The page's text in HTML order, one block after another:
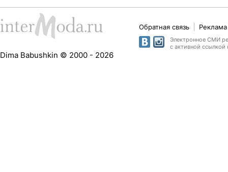
Dima Babushkin © 2000 - 2026
Обратная связь
Электронное СМИ
с активной ссылкой